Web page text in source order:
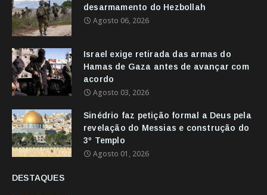
desarmamento do Hezbollah
Agosto 06, 2026
Israel exige retirada das armas do
Hamas de Gaza antes de avançar com
acordo
Agosto 03, 2026
Sinédrio faz petição formal a Deus pela
revelação do Messias e construção do
3º Templo
Agosto 01, 2026
DESTAQUES